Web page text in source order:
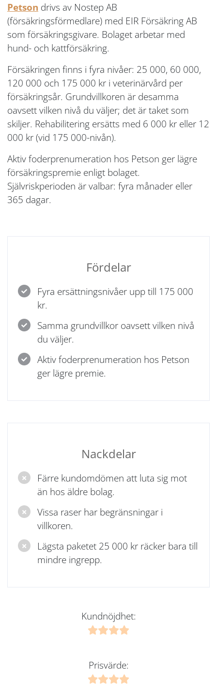
Petson drivs av Nostep AB
(försäkringsförmedlare) med EIR Försäkring AB
som försäkringsgivare. Bolaget arbetar med
hund- och kattförsäkring.
Försäkringen finns i fyra nivåer: 25 000, 60 000,
120 000 och 175 000 kr i veterinärvård per
försäkringsår. Grundvillkoren är desamma
oavsett vilken nivå du väljer; det är taket som
skiljer. Rehabilitering ersätts med 6 000 kr eller 12
000 kr (vid 175 000-nivån).
Aktiv foderprenumeration hos Petson ger lägre
försäkringspremie enligt bolaget.
Självriskperioden är valbar: fyra månader eller
365 dagar.
Fördelar
Fyra ersättningsnivåer upp till 175 000
kr.
Samma grundvillkor oavsett vilken nivå
du väljer.
Aktiv foderprenumeration hos Petson
ger lägre premie.
Nackdelar
Färre kundomdömen att luta sig mot
än hos äldre bolag.
Vissa raser har begränsningar i
villkoren.
Lägsta paketet 25 000 kr räcker bara till
mindre ingrepp.
Kundnöjdhet:
Prisvärde: